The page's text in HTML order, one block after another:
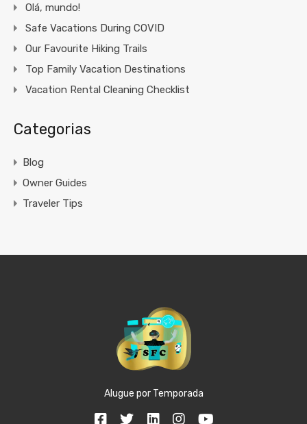
Olá, mundo!
Safe Vacations During COVID
Our Favourite Hiking Trails
Top Family Vacation Destinations
Vacation Rental Cleaning Checklist
Categorias
Blog
Owner Guides
Traveler Tips
Alugue por Temporada